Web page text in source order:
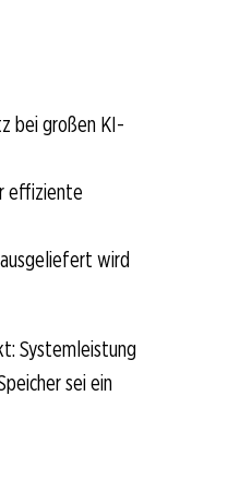
bei großen KI-
effiziente
wird
Systemleistung
sei ein